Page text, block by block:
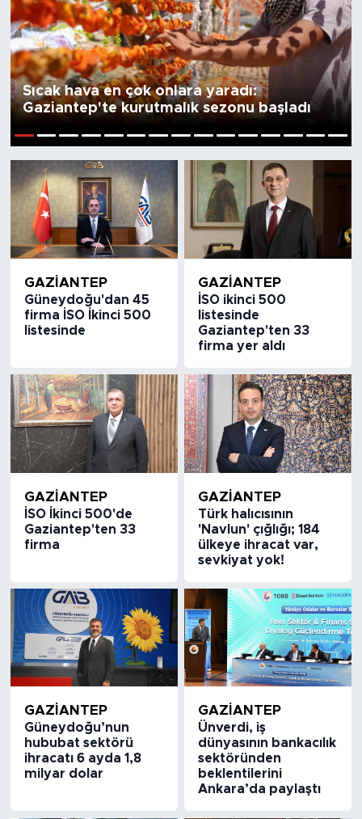
Sıcak hava en çok onlara yaradı:
Gaziantep'te kurutmalık sezonu başladı
GAZIANTEP
Güneydoğu'dan 45
firma İSO İkinci 500
listesinde
GAZIANTEP
İSO ikinci 500
listesinde
Gaziantep'ten 33
firma yer aldı
GAZIANTEP
İSO İkinci 500'de
Gaziantep'ten 33
firma
GAZIANTEP
Türk halıcısının
'Navlun' çığlığı; 184
ülkeye ihracat var,
sevkiyat yok!
GAZIANTEP
Güneydoğu’nun
hububat sektörü
ihracatı 6 ayda 1,8
milyar dolar
GAZIANTEP
Ünverdi, iş
dünyasının bankacılık
sektöründen
beklentilerini
Ankara’da paylaştı